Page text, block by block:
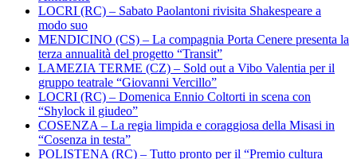
LOCRI (RC) – Sabato Paolantoni rivisita Shakespeare a
modo suo
MENDICINO (CS) – La compagnia Porta Cenere presenta la
terza annualità del progetto “Transit”
LAMEZIA TERME (CZ) – Sold out a Vibo Valentia per il
gruppo teatrale “Giovanni Vercillo”
LOCRI (RC) – Domenica Ennio Coltorti in scena con
“Shylock il giudeo”
COSENZA – La regia limpida e coraggiosa della Misasi in
“Cosenza in testa”
POLISTENA (RC) – Tutto pronto per il “Premio cultura